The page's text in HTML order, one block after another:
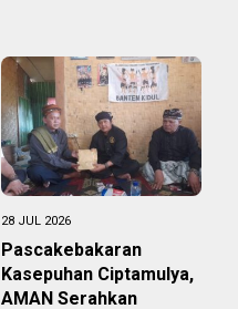
28 JUL 2026
Pascakebakaran
Kasepuhan Ciptamulya,
AMAN Serahkan